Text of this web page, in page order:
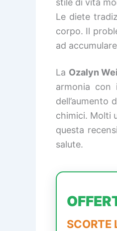
stile di vita
Le diete
corpo. Il
ad
La Ozalyn
armonia con
dell’aumento
chimici. Molti
questa
salute.
SCORTE